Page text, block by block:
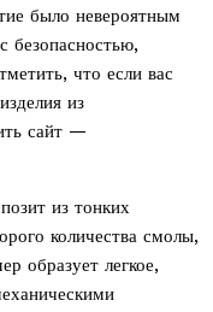
было невероятным
безопасностью,
что если вас
из
сайт —
из тонких
количества смолы,
образует легкое,